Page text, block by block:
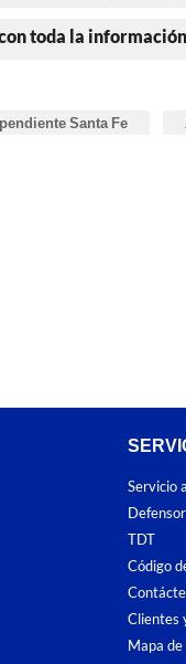
toda la
Santa Fe
Servicio
TDT
Código
Clientes
Mapa